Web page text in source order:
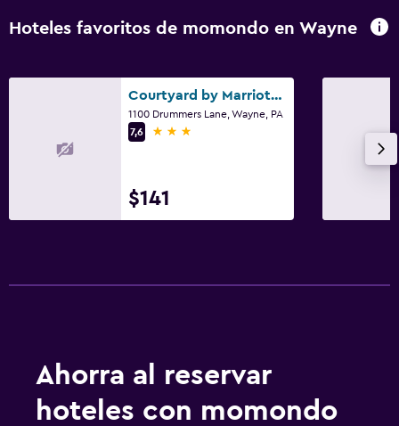
Hoteles favoritos de momondo en Wayne
Courtyard by Marriott Philadelphia Valley Forge/King of Prussia
1100 Drummers Lane, Wayne, PA
7,6
3 estrellas
$141
Ahorra al reservar
hoteles con momondo